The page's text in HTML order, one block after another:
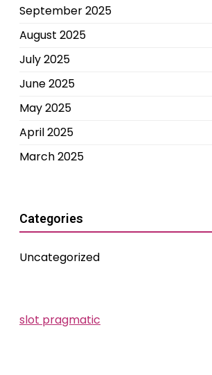
September 2025
August 2025
July 2025
June 2025
May 2025
April 2025
March 2025
Categories
Uncategorized
slot pragmatic